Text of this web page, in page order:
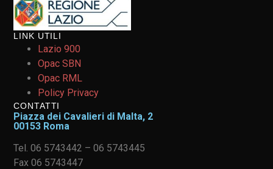
LINK UTILI
Lazio 900
Opac SBN
Opac RML
Policy Privacy
CONTATTI
Piazza dei Cavalieri di Malta, 2
00153 Roma
Tel. 06 5743442 – 06 5743445
Fax 06 5743447